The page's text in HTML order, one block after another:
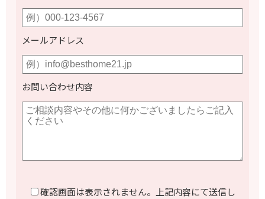
メールアドレス
お問い合わせ内容
確認画面は表示されません。上記内容にて送信し